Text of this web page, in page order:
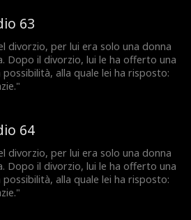
63
divorzio, per lui era solo una donna
Dopo il divorzio, lui le ha offerto una
possibilità, alla quale lei ha risposto:
64
divorzio, per lui era solo una donna
Dopo il divorzio, lui le ha offerto una
possibilità, alla quale lei ha risposto: